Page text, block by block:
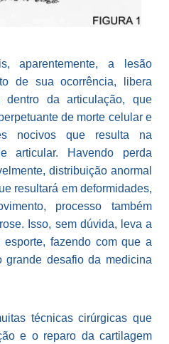
aparentemente, a lesão
de sua ocorrência, libera
dentro da articulação, que
de morte celular e
nocivos que resulta na
articular. Havendo perda
distribuição anormal
resultará em deformidades,
processo também
Isso, sem dúvida, leva a
esporte, fazendo com que a
grande desafio da medicina
técnicas cirúrgicas que
e o reparo da cartilagem